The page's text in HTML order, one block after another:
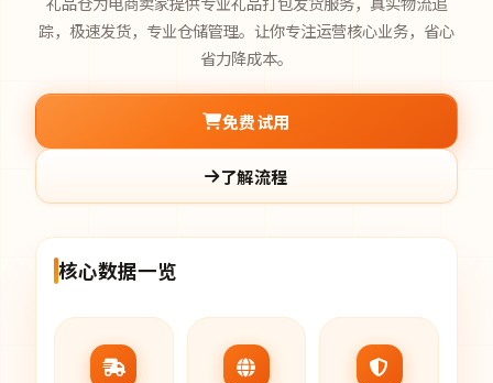
踪，极速发货，专业仓储管理。让你专注运营核心业务，省心
省力降成本。
免费试用
了解流程
核心数据一览